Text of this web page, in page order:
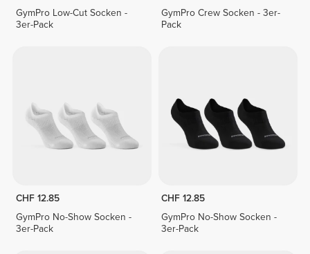
GymPro Low-Cut Socken -
3er-Pack
GymPro Crew Socken - 3er-
Pack
CHF 12.85
GymPro No-Show Socken -
3er-Pack
CHF 12.85
GymPro No-Show Socken -
3er-Pack